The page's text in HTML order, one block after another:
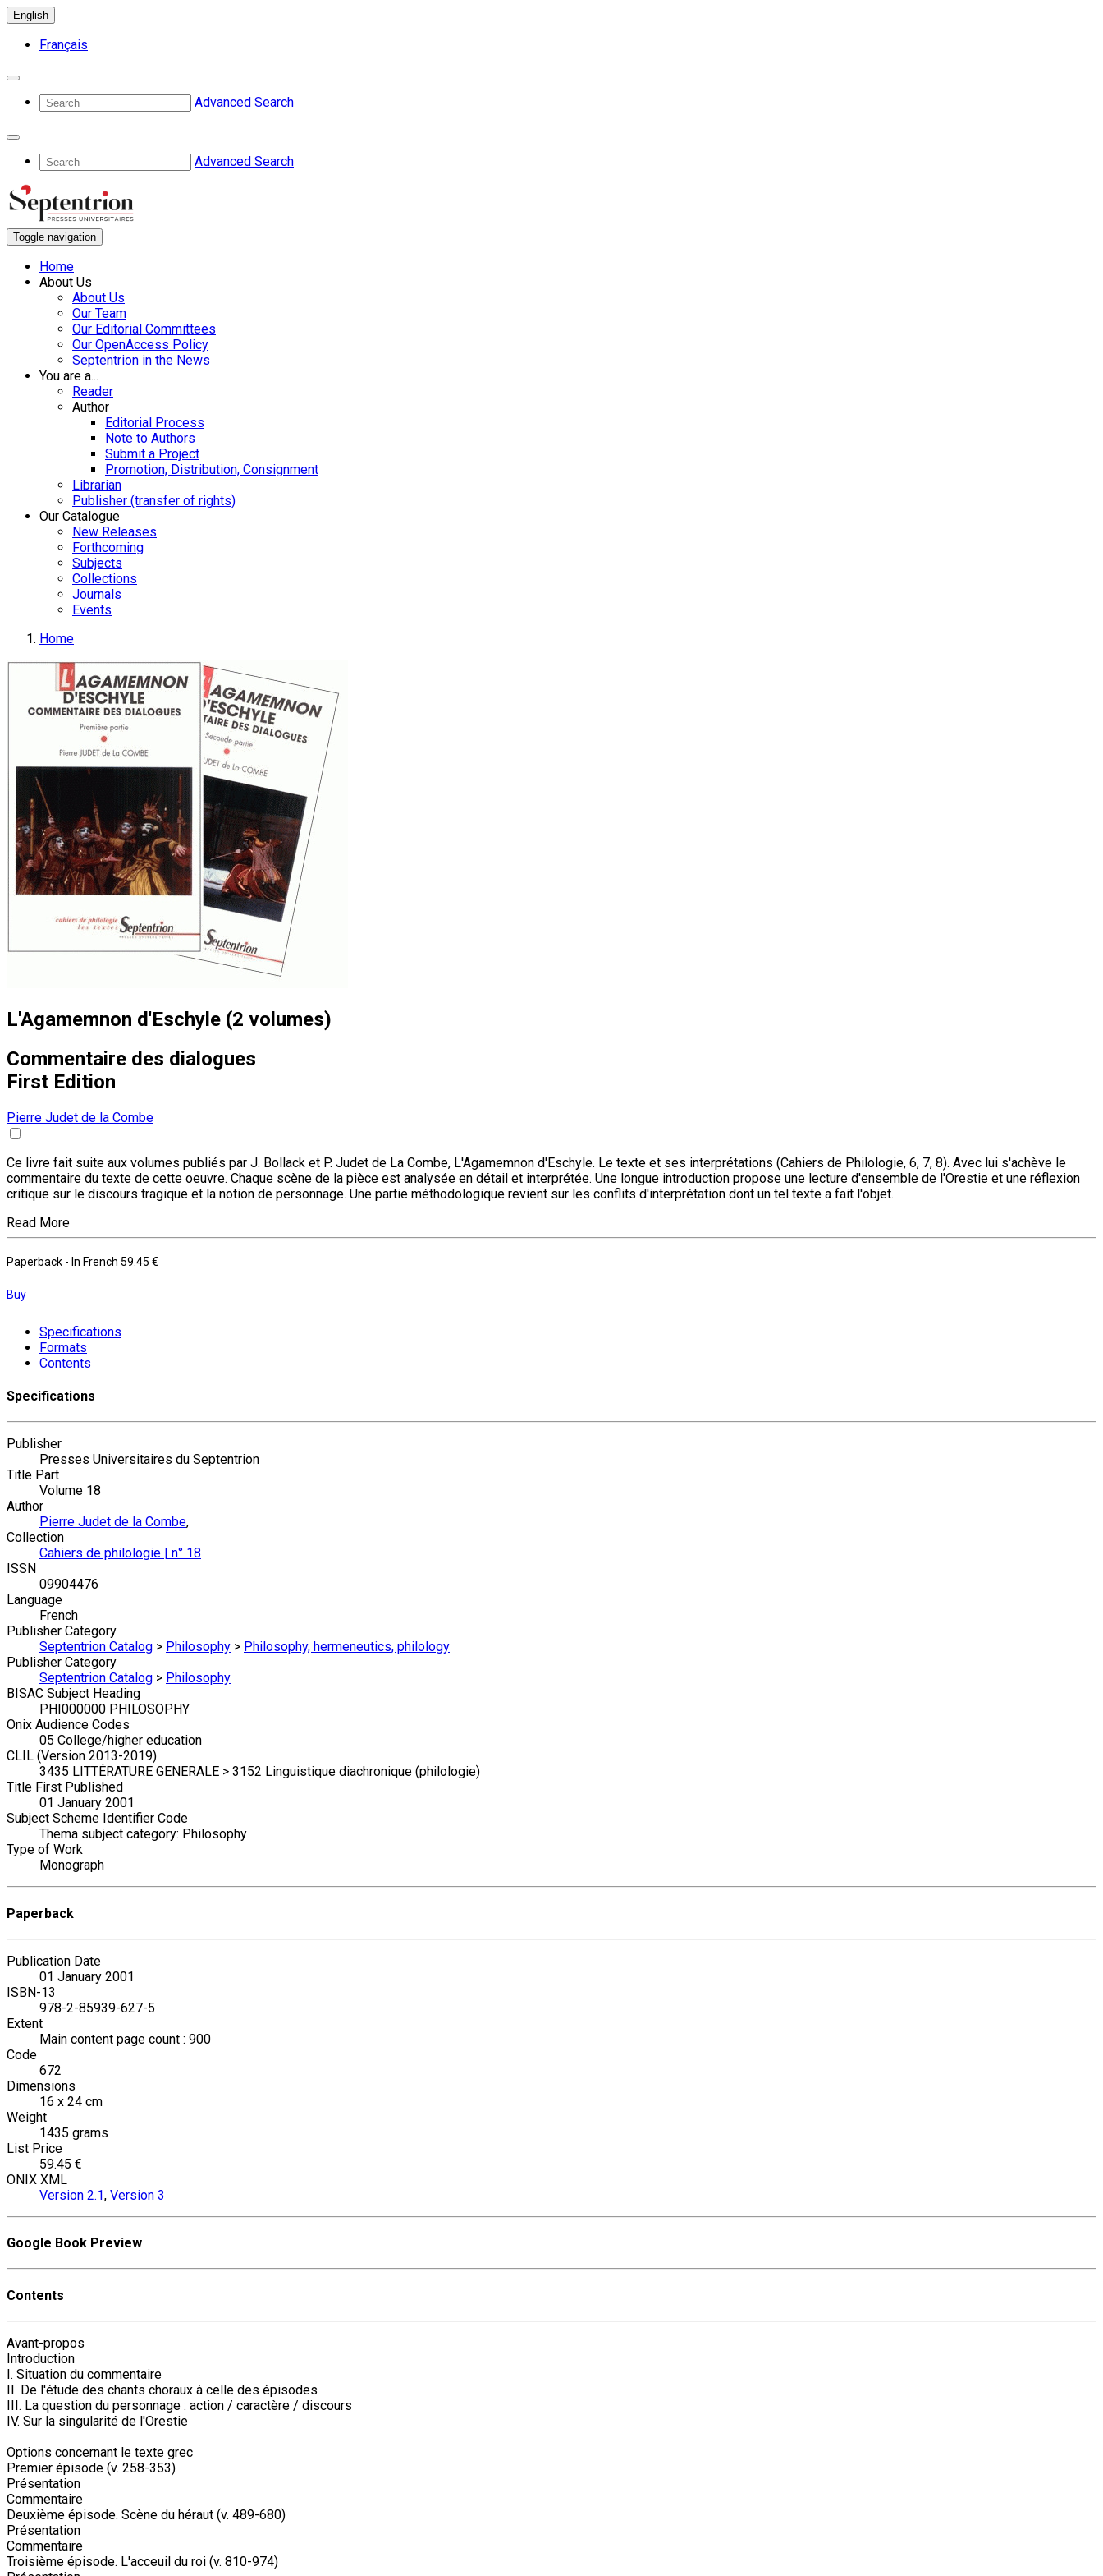
English
Français
Advanced Search
Advanced Search
Toggle navigation
Home
About Us
About Us
Our Team
Our Editorial Committees
Our OpenAccess Policy
Septentrion in the News
You are a...
Reader
Author
Editorial Process
Note to Authors
Submit a Project
Promotion, Distribution, Consignment
Librarian
Publisher (transfer of rights)
Our Catalogue
New Releases
Forthcoming
Subjects
Collections
Journals
Events
Home
L'Agamemnon d'Eschyle (2 volumes)
Commentaire des dialogues
First Edition
Pierre Judet de la Combe
Ce livre fait suite aux volumes publiés par J. Bollack et P. Judet de La Combe, L'Agamemnon d'Eschyle. Le texte et ses interprétations (Cahiers de Philologie, 6, 7, 8). Avec lui s'achève le
commentaire du texte de cette oeuvre. Chaque scène de la pièce est analysée en détail et interprétée. Une longue introduction propose une lecture d'ensemble de l'Orestie et une réflexion
critique sur le discours tragique et la notion de personnage. Une partie méthodologique revient sur les conflits d'interprétation dont un tel texte a fait l'objet.
Read More
Paperback - In French 59.45 €
Buy
Specifications
Formats
Contents
Specifications
Publisher
Presses Universitaires du Septentrion
Title Part
Volume 18
Author
Pierre Judet de la Combe,
Collection
Cahiers de philologie | n° 18
ISSN
09904476
Language
French
Publisher Category
Septentrion Catalog > Philosophy > Philosophy, hermeneutics, philology
Publisher Category
Septentrion Catalog > Philosophy
BISAC Subject Heading
PHI000000 PHILOSOPHY
Onix Audience Codes
05 College/higher education
CLIL (Version 2013-2019)
3435 LITTÉRATURE GENERALE > 3152 Linguistique diachronique (philologie)
Title First Published
01 January 2001
Subject Scheme Identifier Code
Thema subject category: Philosophy
Type of Work
Monograph
Paperback
Publication Date
01 January 2001
ISBN-13
978-2-85939-627-5
Extent
Main content page count : 900
Code
672
Dimensions
16 x 24 cm
Weight
1435 grams
List Price
59.45 €
ONIX XML
Version 2.1, Version 3
Google Book Preview
Contents
Avant-propos
Introduction
I. Situation du commentaire
II. De l'étude des chants choraux à celle des épisodes
III. La question du personnage : action / caractère / discours
IV. Sur la singularité de l'Orestie
Options concernant le texte grec
Premier épisode (v. 258-353)
Présentation
Commentaire
Deuxième épisode. Scène du héraut (v. 489-680)
Présentation
Commentaire
Troisième épisode. L'acceuil du roi (v. 810-974)